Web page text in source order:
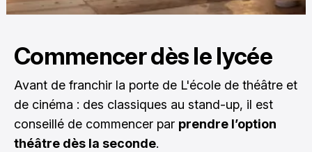
Commencer dès le lycée
Avant de franchir la porte de L'école de théâtre et
de cinéma : des classiques au stand-up, il est
conseillé de commencer par prendre l’option
théâtre dès la seconde.